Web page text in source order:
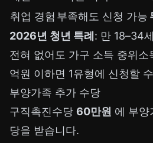
취업 경험 부족해도 신청 가능
2026년 청년 특례 : 만 18–34
전혀 없어도 가구 소득 중위
억원 이하면 1유형에 신청할
부양가족 추가 수당
구직촉진수당 60만원 에 부양
당을 받습니다.